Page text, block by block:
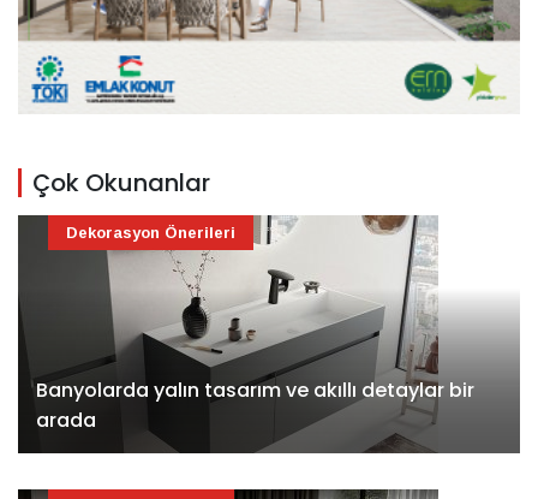
Çok Okunanlar
Banyolarda yalın tasarım ve akıllı detaylar bir
arada
Dekorasyon Önerileri